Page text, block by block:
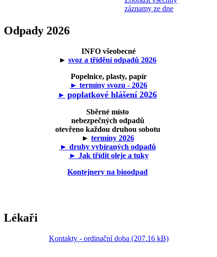
záznamy ze dne
Odpady 2026
INFO všeobecné
► svoz a třídění odpadů 2026
Popelnice, plasty, papír
► termíny svozu - 2026
► poplatkové hlášení 2026
Sběrné místo
nebezpečných odpadů
otevřeno každou druhou sobotu
► termíny 2026
► druhy vybíraných odpadů
► Jak třídit oleje a tuky
Kontejnery na bioodpad
Lékaři
Kontakty - ordinační doba (207.16 kB)